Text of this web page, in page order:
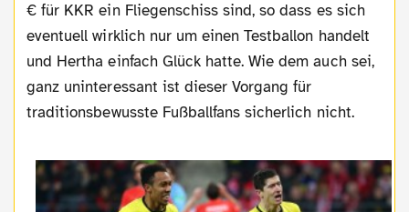
€ für KKR ein Fliegenschiss sind, so dass es sich
eventuell wirklich nur um einen Testballon handelt
und Hertha einfach Glück hatte. Wie dem auch sei,
ganz uninteressant ist dieser Vorgang für
traditionsbewusste Fußballfans sicherlich nicht.